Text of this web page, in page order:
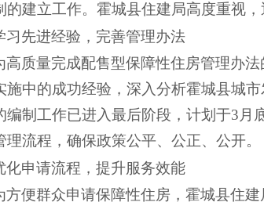
的建立工作。霍城县住建局高度重视
习先进经验，完善管理办法
高质量完成配售型保障性住房管理办
施中的成功经验，深入分析霍城县城
编制工作已进入最后阶段，计划于3月
理流程，确保政策公平、公正、公开。
化申请流程，提升服务效能
方便群众申请保障性住房，霍城县住